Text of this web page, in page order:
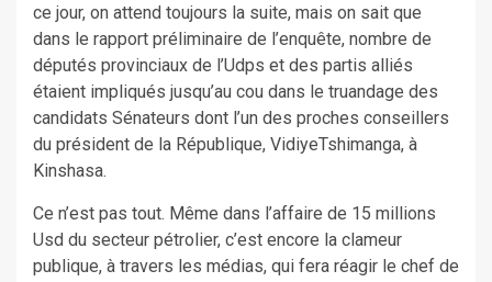
ce jour, on attend toujours la suite, mais on sait que
dans le rapport préliminaire de l’enquête, nombre de
députés provinciaux de l’Udps et des partis alliés
étaient impliqués jusqu’au cou dans le truandage des
candidats Sénateurs dont l’un des proches conseillers
du président de la République, VidiyeTshimanga, à
Kinshasa.
Ce n’est pas tout. Même dans l’affaire de 15 millions
Usd du secteur pétrolier, c’est encore la clameur
publique, à travers les médias, qui fera réagir le chef de